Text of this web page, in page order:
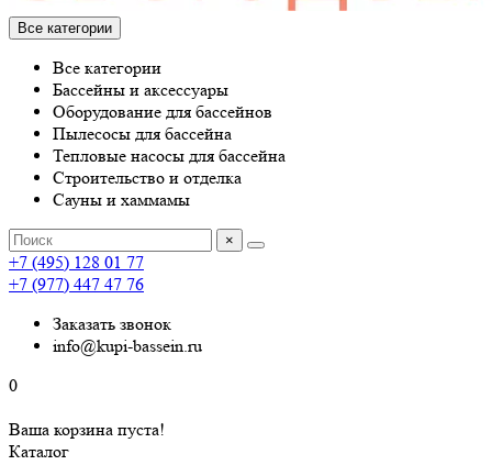
Все категории
Все категории
Бассейны и аксессуары
Оборудование для бассейнов
Пылесосы для бассейна
Тепловые насосы для бассейна
Строительство и отделка
Сауны и хаммамы
×
+7 (495) 128 01 77
+7 (977) 447 47 76
Заказать звонок
info@kupi-bassein.ru
0
Ваша корзина пуста!
Каталог